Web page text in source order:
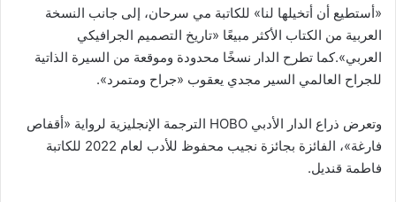
«أستطيع أن أتخيلها لنا» للكاتبة مي سرحان، إلى جانب النسخة
العربية من الكتاب الأكثر مبيعًا «تاريخ التصميم الجرافيكي
العربي».كما تطرح الدار نسخًا محدودة وموقعة من السيرة الذاتية
للجراح العالمي السير مجدي يعقوب «جراح ومتمرد».
وتعرض ذراع الدار الأدبي HOBO الترجمة الإنجليزية لرواية «أقفاص
فارغة»، الفائزة بجائزة نجيب محفوظ للأدب لعام 2022 للكاتبة
فاطمة قنديل.